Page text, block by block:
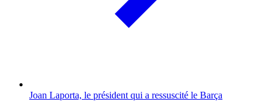
Joan Laporta, le président qui a ressuscité le Barça